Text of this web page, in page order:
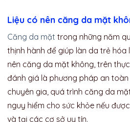
Liệu có nên căng da mặt
Căng da mặt trong những năm
thịnh hành để giúp làn da trẻ hóa
nên căng da mặt không, trên
đánh giá là phương pháp an toàn
chuyên gia, quá trình căng da
nguy hiểm cho sức khỏe nếu
và tại các cơ sở uy tín.